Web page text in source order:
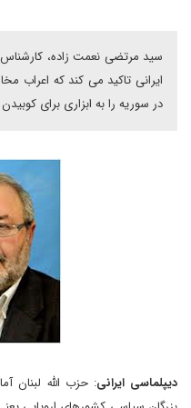
سید مرتضی نعمت زاده، کارشناس
ایرانی تاکید می کند که اعراب
در سوریه را به ابزاری برای
دیپلماسی ایرانی: حزب الله لبنان